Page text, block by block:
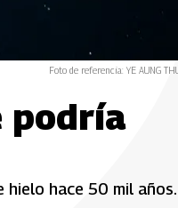
Foto de referencia: YE AUNG
podría
hielo hace 50 mil años.